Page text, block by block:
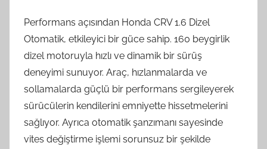
Performans açısından Honda CRV 1.6 Dizel
Otomatik, etkileyici bir güce sahip. 160 beygirlik
dizel motoruyla hızlı ve dinamik bir sürüş
deneyimi sunuyor. Araç, hızlanmalarda ve
sollamalarda güçlü bir performans sergileyerek
sürücülerin kendilerini emniyette hissetmelerini
sağlıyor. Ayrıca otomatik şanzımanı sayesinde
vites değiştirme işlemi sorunsuz bir şekilde